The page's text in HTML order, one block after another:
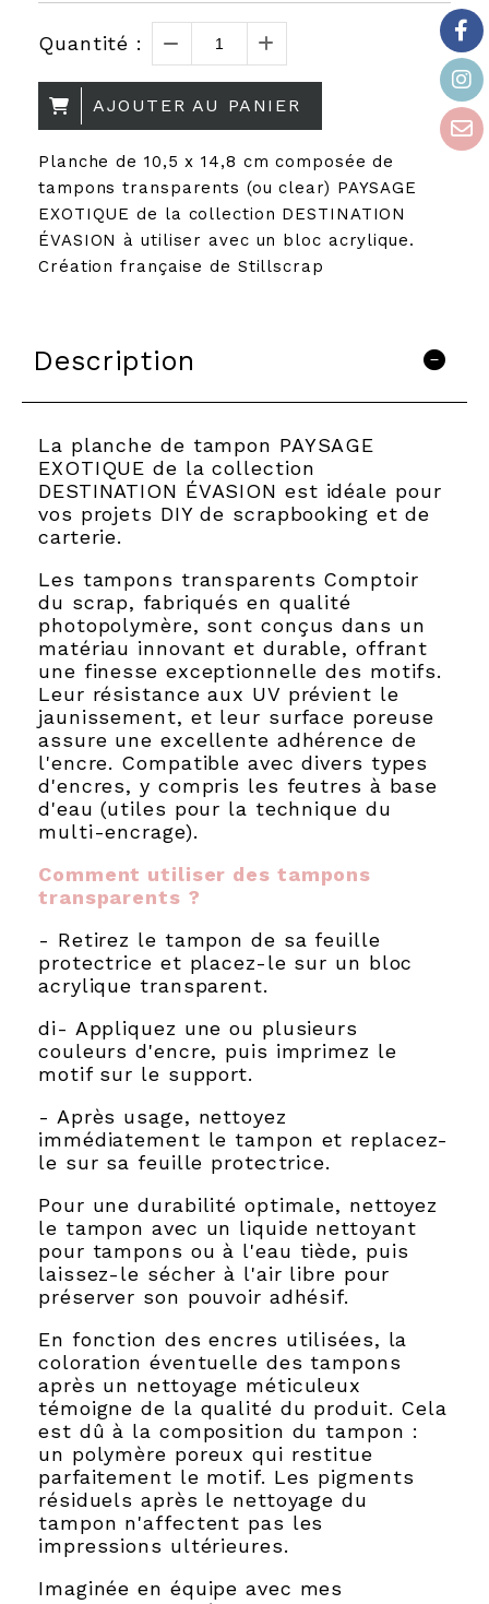
Quantité :
AJOUTER AU PANIER
Planche de 10,5 x 14,8 cm composée de
tampons transparents (ou clear) PAYSAGE
EXOTIQUE de la collection DESTINATION
ÉVASION à utiliser avec un bloc acrylique.
Création française de Stillscrap
Description
La planche de tampon PAYSAGE
EXOTIQUE de la collection
DESTINATION ÉVASION est idéale pour
vos projets DIY de scrapbooking et de
carterie.
Les tampons transparents Comptoir
du scrap, fabriqués en qualité
photopolymère, sont conçus dans un
matériau innovant et durable, offrant
une finesse exceptionnelle des motifs.
Leur résistance aux UV prévient le
jaunissement, et leur surface poreuse
assure une excellente adhérence de
l'encre. Compatible avec divers types
d'encres, y compris les feutres à base
d'eau (utiles pour la technique du
multi-encrage).
Comment utiliser des tampons
transparents ?
- Retirez le tampon de sa feuille
protectrice et placez-le sur un bloc
acrylique transparent.
di- Appliquez une ou plusieurs
couleurs d'encre, puis imprimez le
motif sur le support.
- Après usage, nettoyez
immédiatement le tampon et replacez-
le sur sa feuille protectrice.
Pour une durabilité optimale, nettoyez
le tampon avec un liquide nettoyant
pour tampons ou à l'eau tiède, puis
laissez-le sécher à l'air libre pour
préserver son pouvoir adhésif.
En fonction des encres utilisées, la
coloration éventuelle des tampons
après un nettoyage méticuleux
témoigne de la qualité du produit. Cela
est dû à la composition du tampon :
un polymère poreux qui restitue
parfaitement le motif. Les pigments
résiduels après le nettoyage du
tampon n'affectent pas les
impressions ultérieures.
Imaginée en équipe avec mes